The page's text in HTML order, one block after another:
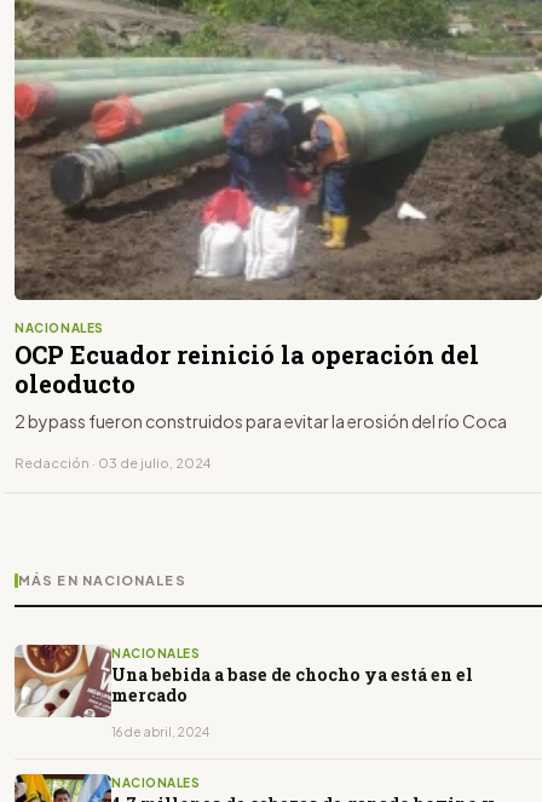
NACIONALES
OCP Ecuador reinició la operación del
oleoducto
2 bypass fueron construidos para evitar la erosión del río Coca
Redacción · 03 de julio, 2024
MÁS EN NACIONALES
NACIONALES
Una bebida a base de chocho ya está en el
mercado
16 de abril, 2024
NACIONALES